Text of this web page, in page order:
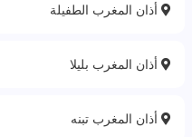
أذان المغرب الطفيلة
أذان المغرب بليلا
أذان المغرب تبنه